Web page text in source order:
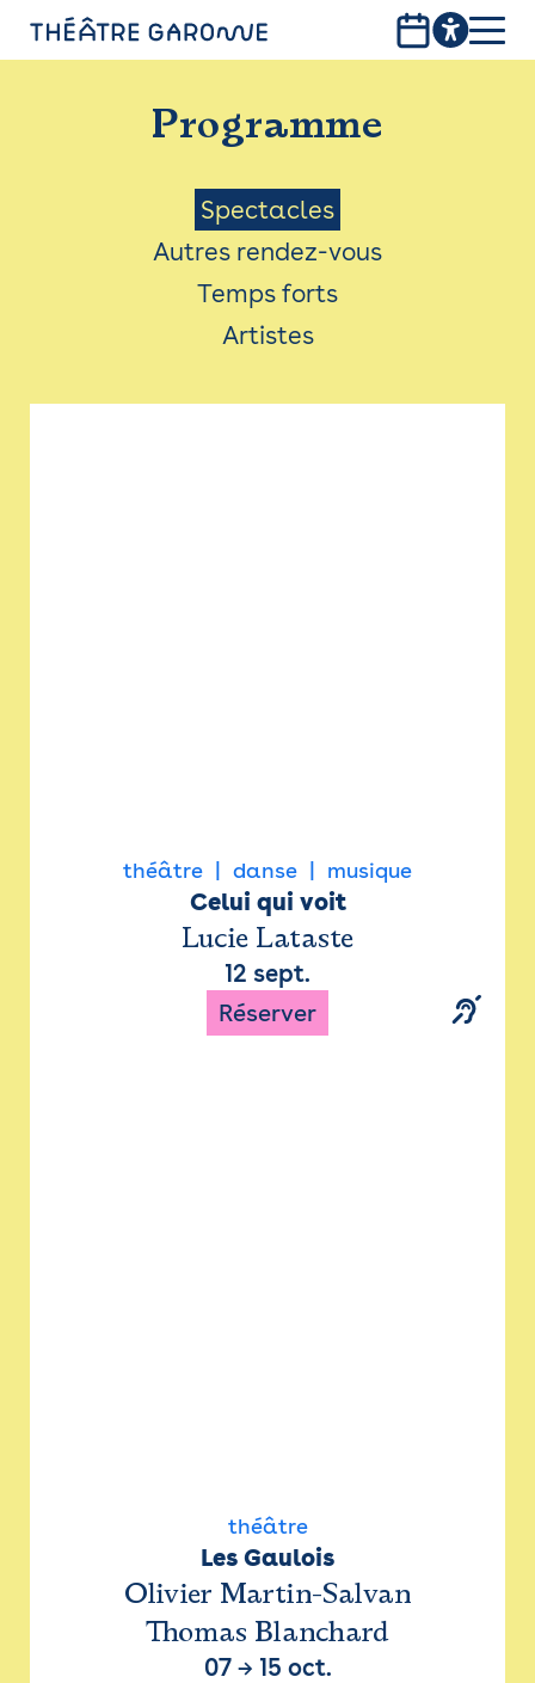
PROGRAMME
INFOS PRATIQUES
AVEC LES PUBLICS
ACCESSIBILITÉ
LES PRODUCTIONS
Programme
Menu
Saison
Spectacles
Autres rendez-vous
Temps forts
Artistes
théâtre danse musique
Celui qui voit
Lucie Lataste
12 sept.
Réserver
théâtre
Les Gaulois
Olivier Martin-Salvan
Thomas Blanchard
07→ 15 oct.